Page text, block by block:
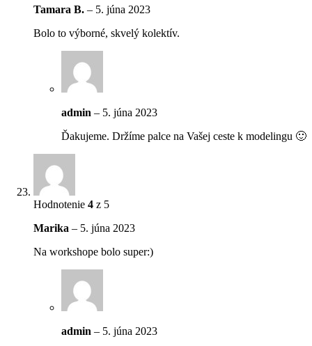
Tamara B. – 5. júna 2023
Bolo to výborné, skvelý kolektív.
admin – 5. júna 2023
Ďakujeme. Držíme palce na Vašej ceste k modelingu 🙂
Hodnotenie 4 z 5
Marika – 5. júna 2023
Na workshope bolo super:)
admin – 5. júna 2023